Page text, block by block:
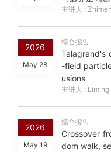
主讲人 :
2026
May 28
综合报告
Talagrand's
-field
usions
主讲人 :
2026
May 19
综合报告
Crossover
dom walk,